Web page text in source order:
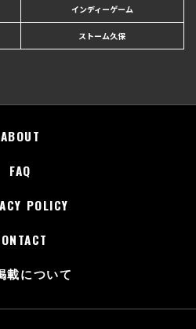
インディーゲーム
ストーム久保
ABOUT
FAQ
POLICY
載について